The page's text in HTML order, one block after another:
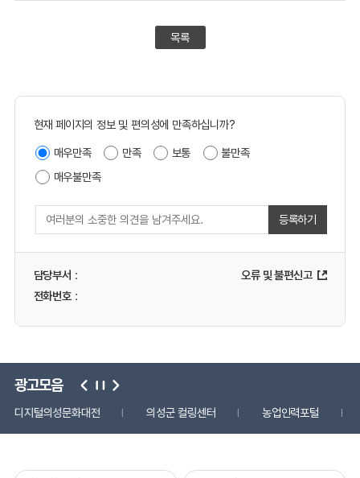
목록
현재 페이지의 정보 및 편의성에 만족하십니까?
매우만족 만족 보통
불만족
매우불만족
등록하기
담당부서 :
전화번호:
오류 및 불편신고
광고모음
디지털의성문화대전 의성군 컬링센터 농업인력포털